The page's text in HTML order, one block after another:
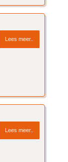
Lees meer..
Lees meer..